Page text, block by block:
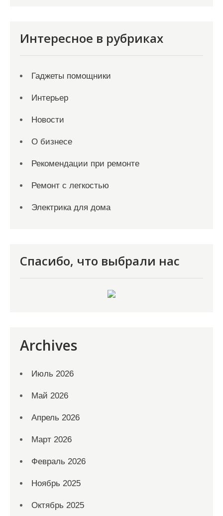
Интересное в рубриках
Гаджеты помощники
Интерьер
Новости
О бизнесе
Рекомендации при ремонте
Ремонт с легкостью
Электрика для дома
Спасибо, что выбрали нас
Archives
Июль 2026
Май 2026
Апрель 2026
Март 2026
Февраль 2026
Ноябрь 2025
Октябрь 2025